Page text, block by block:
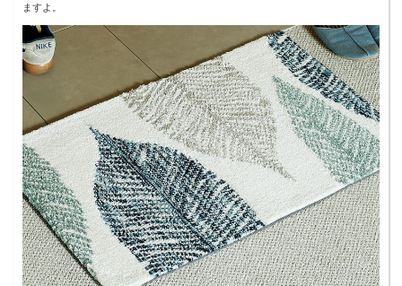
ますよ。